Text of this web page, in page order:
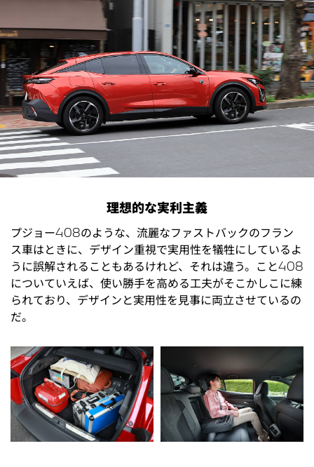
理想的な実利主義
プジョー408のような、流麗なファストバックのフラン
ス車はときに、デザイン重視で実用性を犠牲にしているよ
うに誤解されることもあるけれど、それは違う。こと408
についていえば、使い勝手を高める工夫がそこかしこに練
られており、デザインと実用性を見事に両立させているの
だ。